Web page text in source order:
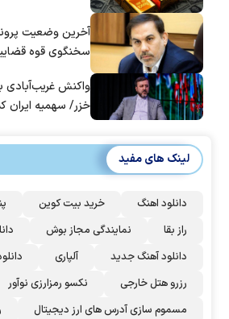
آخرین وضعیت
سخنگوی قوه
واکنش غریب‌آبادی
خزر/ سهمیه ایران
لینک های مفید
دانلود اهنگ خرید بیت کوین
راز بقا
نمایندگی مجاز بوش
دانلود آهنگ جدید
آلپاری
رزرو هتل خارجی
نکسو رمزارزی نوآور
مسموم سازی آدرس های ارز دیجیتال